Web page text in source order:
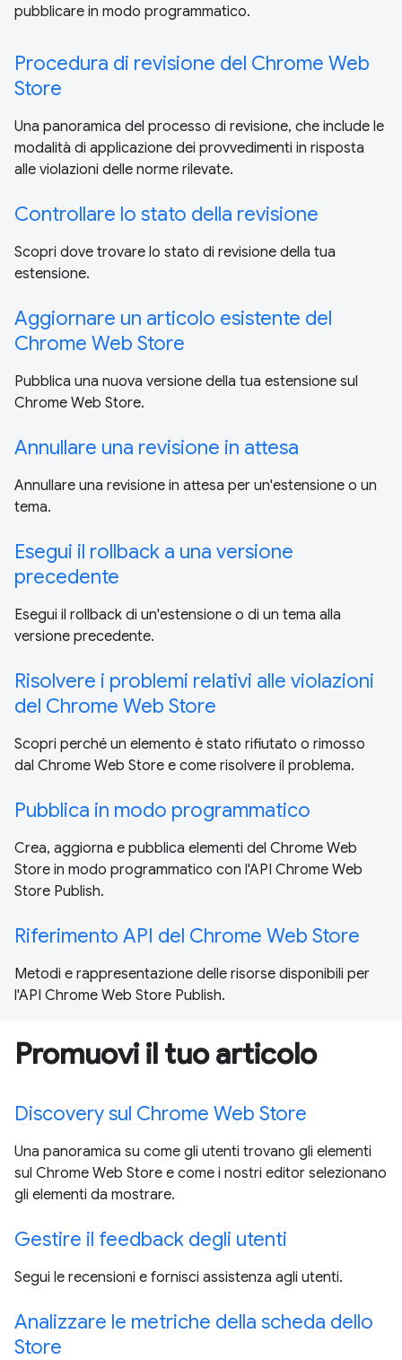
pubblicare in modo programmatico.
Procedura di revisione del Chrome Web
Store
Una panoramica del processo di revisione, che include le
modalità di applicazione dei provvedimenti in risposta
alle violazioni delle norme rilevate.
Controllare lo stato della revisione
Scopri dove trovare lo stato di revisione della tua
estensione.
Aggiornare un articolo esistente del
Chrome Web Store
Pubblica una nuova versione della tua estensione sul
Chrome Web Store.
Annullare una revisione in attesa
Annullare una revisione in attesa per un'estensione o un
tema.
Esegui il rollback a una versione
precedente
Esegui il rollback di un'estensione o di un tema alla
versione precedente.
Risolvere i problemi relativi alle violazioni
del Chrome Web Store
Scopri perché un elemento è stato rifiutato o rimosso
dal Chrome Web Store e come risolvere il problema.
Pubblica in modo programmatico
Crea, aggiorna e pubblica elementi del Chrome Web
Store in modo programmatico con l'API Chrome Web
Store Publish.
Riferimento API del Chrome Web Store
Metodi e rappresentazione delle risorse disponibili per
l'API Chrome Web Store Publish.
Promuovi il tuo articolo
Discovery sul Chrome Web Store
Una panoramica su come gli utenti trovano gli elementi
sul Chrome Web Store e come i nostri editor selezionano
gli elementi da mostrare.
Gestire il feedback degli utenti
Segui le recensioni e fornisci assistenza agli utenti.
Analizzare le metriche della scheda dello
Store